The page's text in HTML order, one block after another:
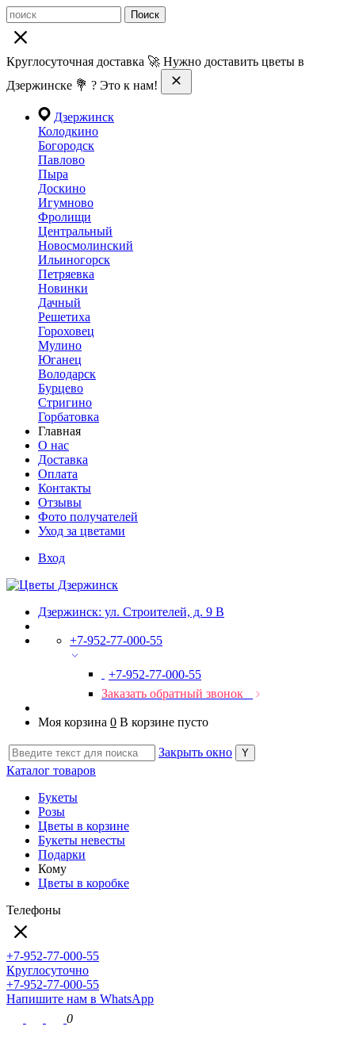
Поиск
Круглосуточная доставка 🚀 Нужно доставить цветы в
Дзержинске 💐 ? Это к нам!
Дзержинск
Колодкино
Богородск
Павлово
Пыра
Доскино
Игумново
Фролищи
Центральный
Новосмолинский
Ильиногорск
Петряевка
Новинки
Дачный
Решетиха
Гороховец
Мулино
Юганец
Володарск
Бурцево
Стригино
Горбатовка
Главная
О нас
Доставка
Оплата
Контакты
Отзывы
Фото получателей
Уход за цветами
Вход
Дзержинск: ул. Строителей, д. 9 В
+7-952-77-000-55
+7-952-77-000-55
Заказать обратный звонок
Моя корзина 0 В корзине пусто
Закрыть окно
Каталог товаров
Букеты
Розы
Цветы в корзине
Букеты невесты
Подарки
Кому
Цветы в коробке
Телефоны
+7-952-77-000-55
Круглосуточно
+7-952-77-000-55
Напишите нам в WhatsApp
0